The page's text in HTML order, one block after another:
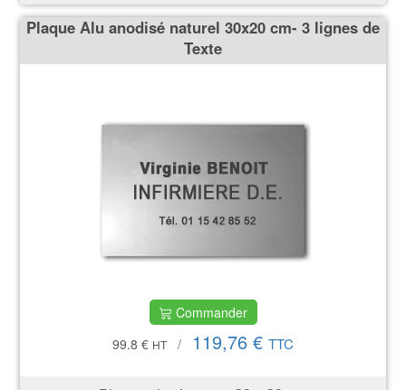
Plaque Alu anodisé naturel 30x20 cm- 3 lignes de
Texte
Commander
99.8 € HT / 119,76 € TTC